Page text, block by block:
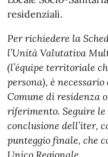
residenziali.
Per richiedere la
l’Unità Valutativa
(l’équipe territoriale
persona), è
Comune di residenza
riferimento. Seguire
conclusione dell’iter,
punteggio finale, che
Unico Regionale.